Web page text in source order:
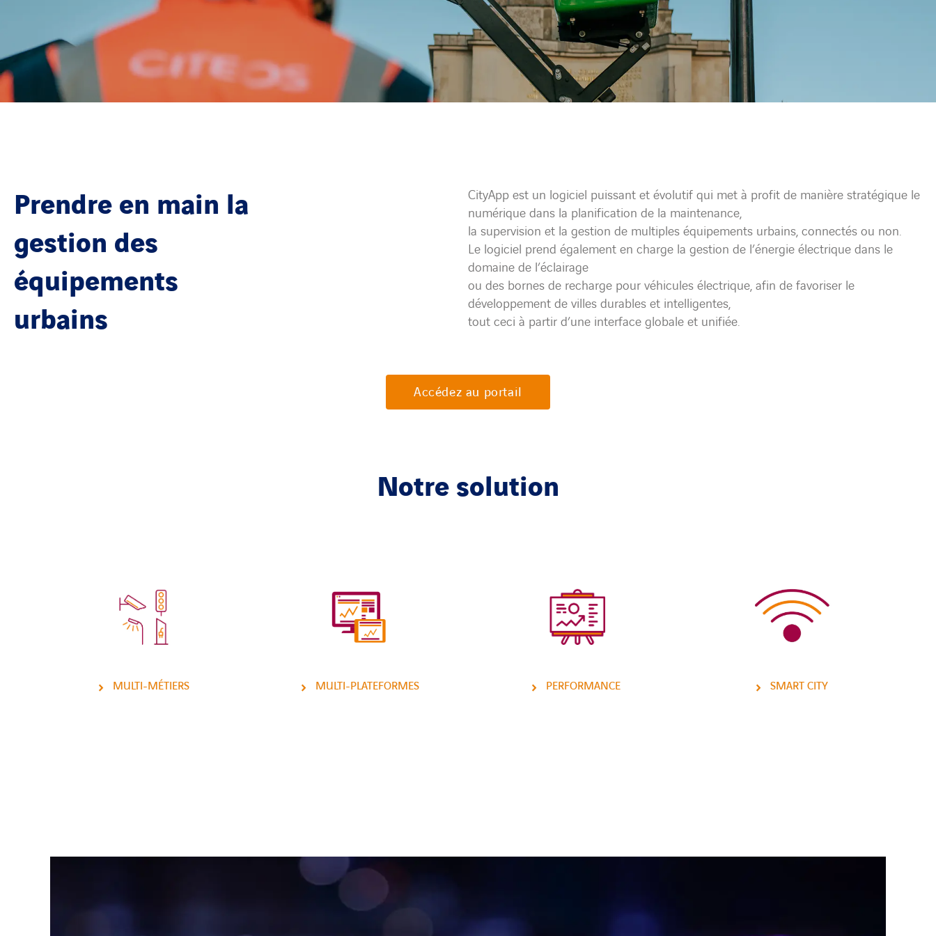
Prendre en main la
gestion des
équipements
urbains
CityApp est un logiciel puissant et évolutif qui met à profit de manière stratégique le
numérique dans la planification de la maintenance,
la supervision et la gestion de multiples équipements urbains, connectés ou non.
Le logiciel prend également en charge la gestion de l’énergie électrique dans le
domaine de l’éclairage
ou des bornes de recharge pour véhicules électrique, afin de favoriser le
développement de villes durables et intelligentes,
tout ceci à partir d’une interface globale et unifiée.
Accédez au portail
Notre solution
MULTI-MÉTIERS MULTI-PLATEFORMES PERFORMANCE SMART CITY